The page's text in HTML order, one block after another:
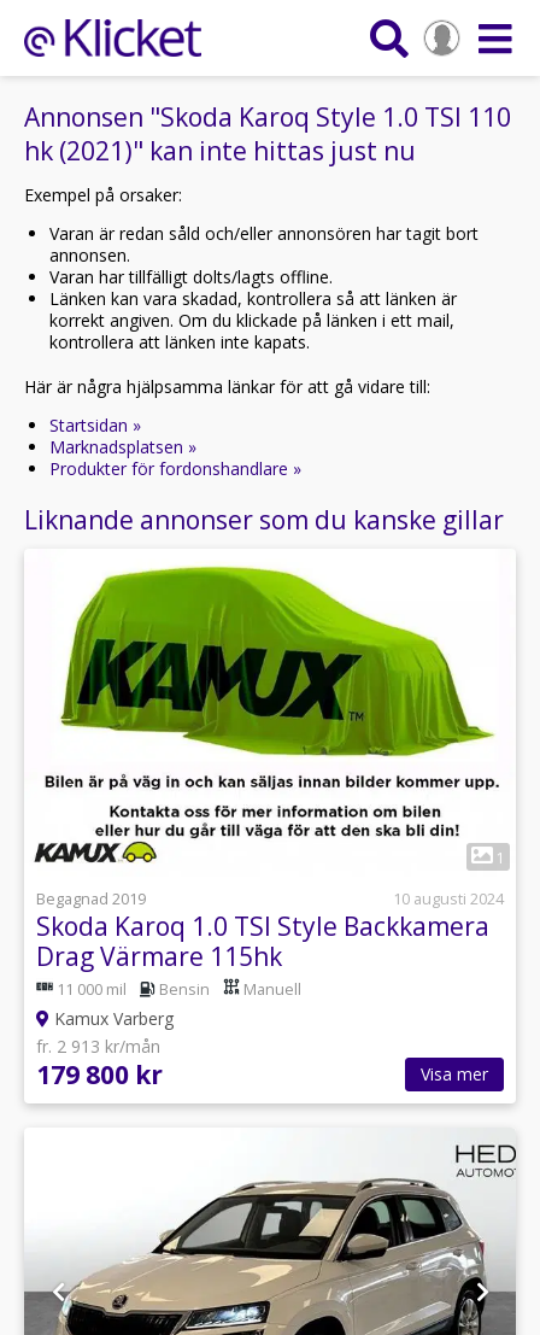
Annonsen "Skoda Karoq Style 1.0 TSI 110
hk (2021)" kan inte hittas just nu
Exempel på orsaker:
Varan är redan såld och/eller annonsören har tagit bort
annonsen.
Varan har tillfälligt dolts/lagts offline.
Länken kan vara skadad, kontrollera så att länken är
korrekt angiven. Om du klickade på länken i ett mail,
kontrollera att länken inte kapats.
Här är några hjälpsamma länkar för att gå vidare till:
Startsidan »
Marknadsplatsen »
Produkter för fordonshandlare »
Liknande annonser som du kanske gillar
1
Begagnad 2019
10 augusti 2024
Skoda Karoq 1.0 TSI Style Backkamera
Drag Värmare 115hk
11 000 mil Bensin Manuell
Kamux Varberg
fr. 2 913 kr/mån
179 800 kr Visa mer